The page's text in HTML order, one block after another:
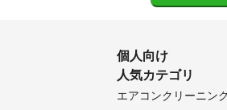
個人向け
人気カテゴリ
エアコンクリーニン